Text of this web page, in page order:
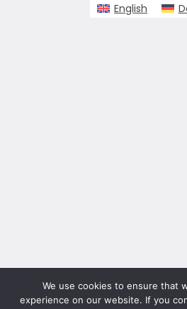
English
We use cookies to ensure that
experience on our website. If you